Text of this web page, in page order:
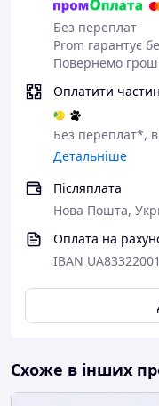
та незабутні
Без переплат
Prom гарантує
Повернемо
Оплатити
Без переплат*,
Детальніше
Післяплата
Нова Пошта,
Оплата на
IBAN
Схоже в інших